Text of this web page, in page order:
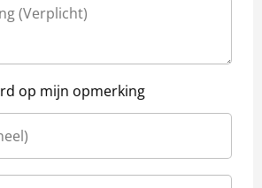
op mijn opmerking